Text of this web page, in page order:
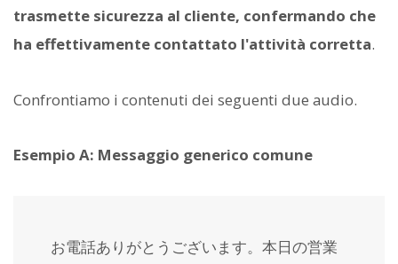
trasmette sicurezza al cliente, confermando che
ha effettivamente contattato l'attività corretta.
Confrontiamo i contenuti dei seguenti due audio.
Esempio A: Messaggio generico comune
お電話ありがとうございます。本日の営業